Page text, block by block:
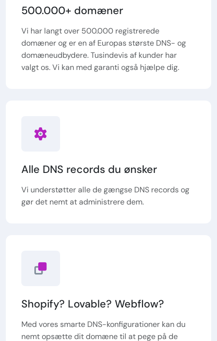
500.000+ domæner
Vi har langt over 500.000 registrerede
domæner og er en af Europas største DNS- og
domæneudbydere. Tusindevis af kunder har
valgt os. Vi kan med garanti også hjælpe dig.
Alle DNS records du ønsker
Vi understøtter alle de gængse DNS records og
gør det nemt at administrere dem.
Shopify? Lovable? Webflow?
Med vores smarte DNS-konfigurationer kan du
nemt opsætte dit domæne til at pege på de